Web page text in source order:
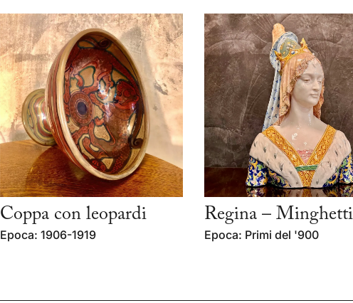
Coppa con leopardi
Epoca: 1906-1919
Regina – Minghetti
Epoca: Primi del '900